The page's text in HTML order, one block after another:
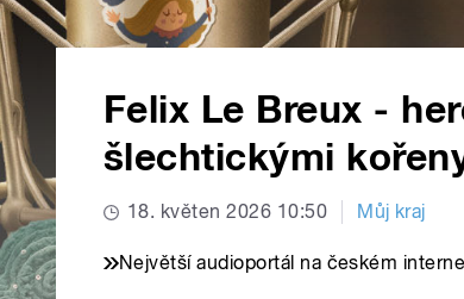
Felix Le Breux -
šlechtickými
18. květen 2026 10:50 Můj kraj
Největší audioportál na českém